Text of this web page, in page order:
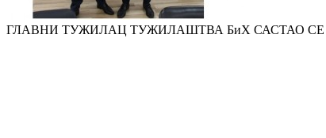
ГЛАВНИ ТУЖИЛАЦ ТУЖИЛАШТВА БиХ САСТАО